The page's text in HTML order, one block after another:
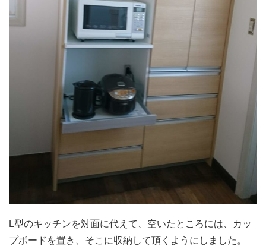
L型のキッチンを対面に代えて、空いたところには、カッ
プボードを置き、そこに収納して頂くようにしました。